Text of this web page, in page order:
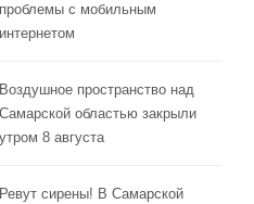
проблемы с мобильным
интернетом
Воздушное пространство над
Самарской областью закрыли
утром 8 августа
Ревут сирены! В Самарской